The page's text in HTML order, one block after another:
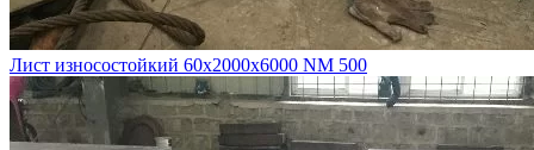
Лист износостойкий 60х2000х6000 NM 500